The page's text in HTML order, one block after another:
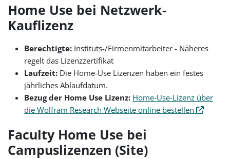
Home Use bei Netzwerk-
Kauflizenz
Berechtigte: Instituts-/Firmenmitarbeiter - Näheres
regelt das Lizenzzertifikat
Laufzeit: Die Home-Use Lizenzen haben ein festes
jährliches Ablaufdatum.
Bezug der Home Use Lizenz: Home-Use-Lizenz über
die Wolfram Research Webseite online bestellen
Faculty Home Use bei
Campuslizenzen (Site)